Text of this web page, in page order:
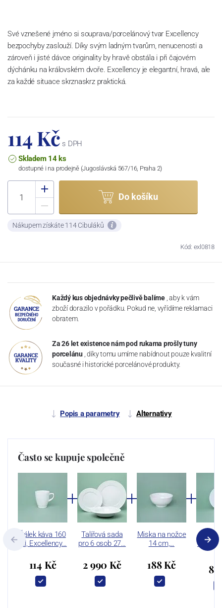
Své vznešené jméno si souprava/porcelánový tvar Excellency
bezpochyby zaslouží. Díky svým ladným tvarům, nenucenosti a
zároveň i jisté dávce originality by hravě obstála i při čajovém
dýchánku na královském dvoře. Excellency je elegantní, hravá, ale
za každé situace skrznaskrz praktická.
114 Kč s DPH
Skladem 14 ks
dostupné i na prodejně (Jugoslávská 567/16, Praha 2)
Do košíku
Nákupem získáte 114 Cibuláků
Kód: exl0818
Každý kus objednávky pečlivě balíme , aby k vám
zboží dorazilo v pořádku. Pokud ne, vyřídíme reklamaci
obratem.
Za 26 let existence nám pod rukama prošly tuny
porcelánu , díky tomu umíme nabídnout pouze kvalitní
současné i historické porcelánové produkty.
Popis a parametry Alternativy
Často se kupuje společně
Šálek káva 160
ml, Excellency…
114 Kč
Talířová sada
pro 6 osob 27…
2 990 Kč
Miska na nožce
14 cm,…
188 Kč
cm,
88